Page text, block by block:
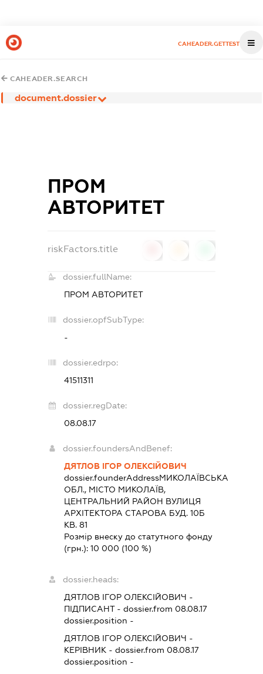
CAHEADER.GETTEST
CAHEADER.SEARCH
document.dossier
ПРОМ
АВТОРИТЕТ
riskFactors.title
dossier.fullName:
ПРОМ АВТОРИТЕТ
dossier.opfSubType:
-
dossier.edrpo:
41511311
dossier.regDate:
08.08.17
dossier.foundersAndBenef:
ДЯТЛОВ ІГОР ОЛЕКСІЙОВИЧ
dossier.founderAddressМИКОЛАЇВСЬКА
ОБЛ., МІСТО МИКОЛАЇВ,
ЦЕНТРАЛЬНИЙ РАЙОН ВУЛИЦЯ
АРХІТЕКТОРА СТАРОВА БУД. 10Б
КВ. 81
Розмір внеску до статутного фонду
(грн.):10 000 (100 %)
dossier.heads:
ДЯТЛОВ ІГОР ОЛЕКСІЙОВИЧ -
ПІДПИСАНТ- dossier.from 08.08.17
dossier.position -
ДЯТЛОВ ІГОР ОЛЕКСІЙОВИЧ -
КЕРІВНИК - dossier.from 08.08.17
dossier.position -